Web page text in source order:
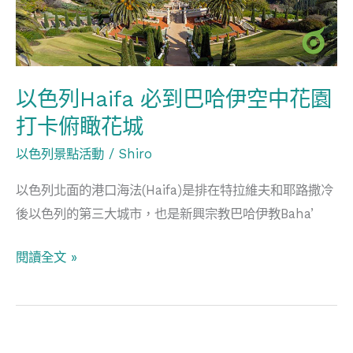
以色列Haifa 必到巴哈伊空中花園
打卡俯瞰花城
以色列景點活動 / Shiro
以色列北面的港口海法(Haifa)是排在特拉維夫和耶路撒冷
後以色列的第三大城市，也是新興宗教巴哈伊教Baha’
到
巴
哈
伊
空
中
花
打
俯
閱讀全文 »